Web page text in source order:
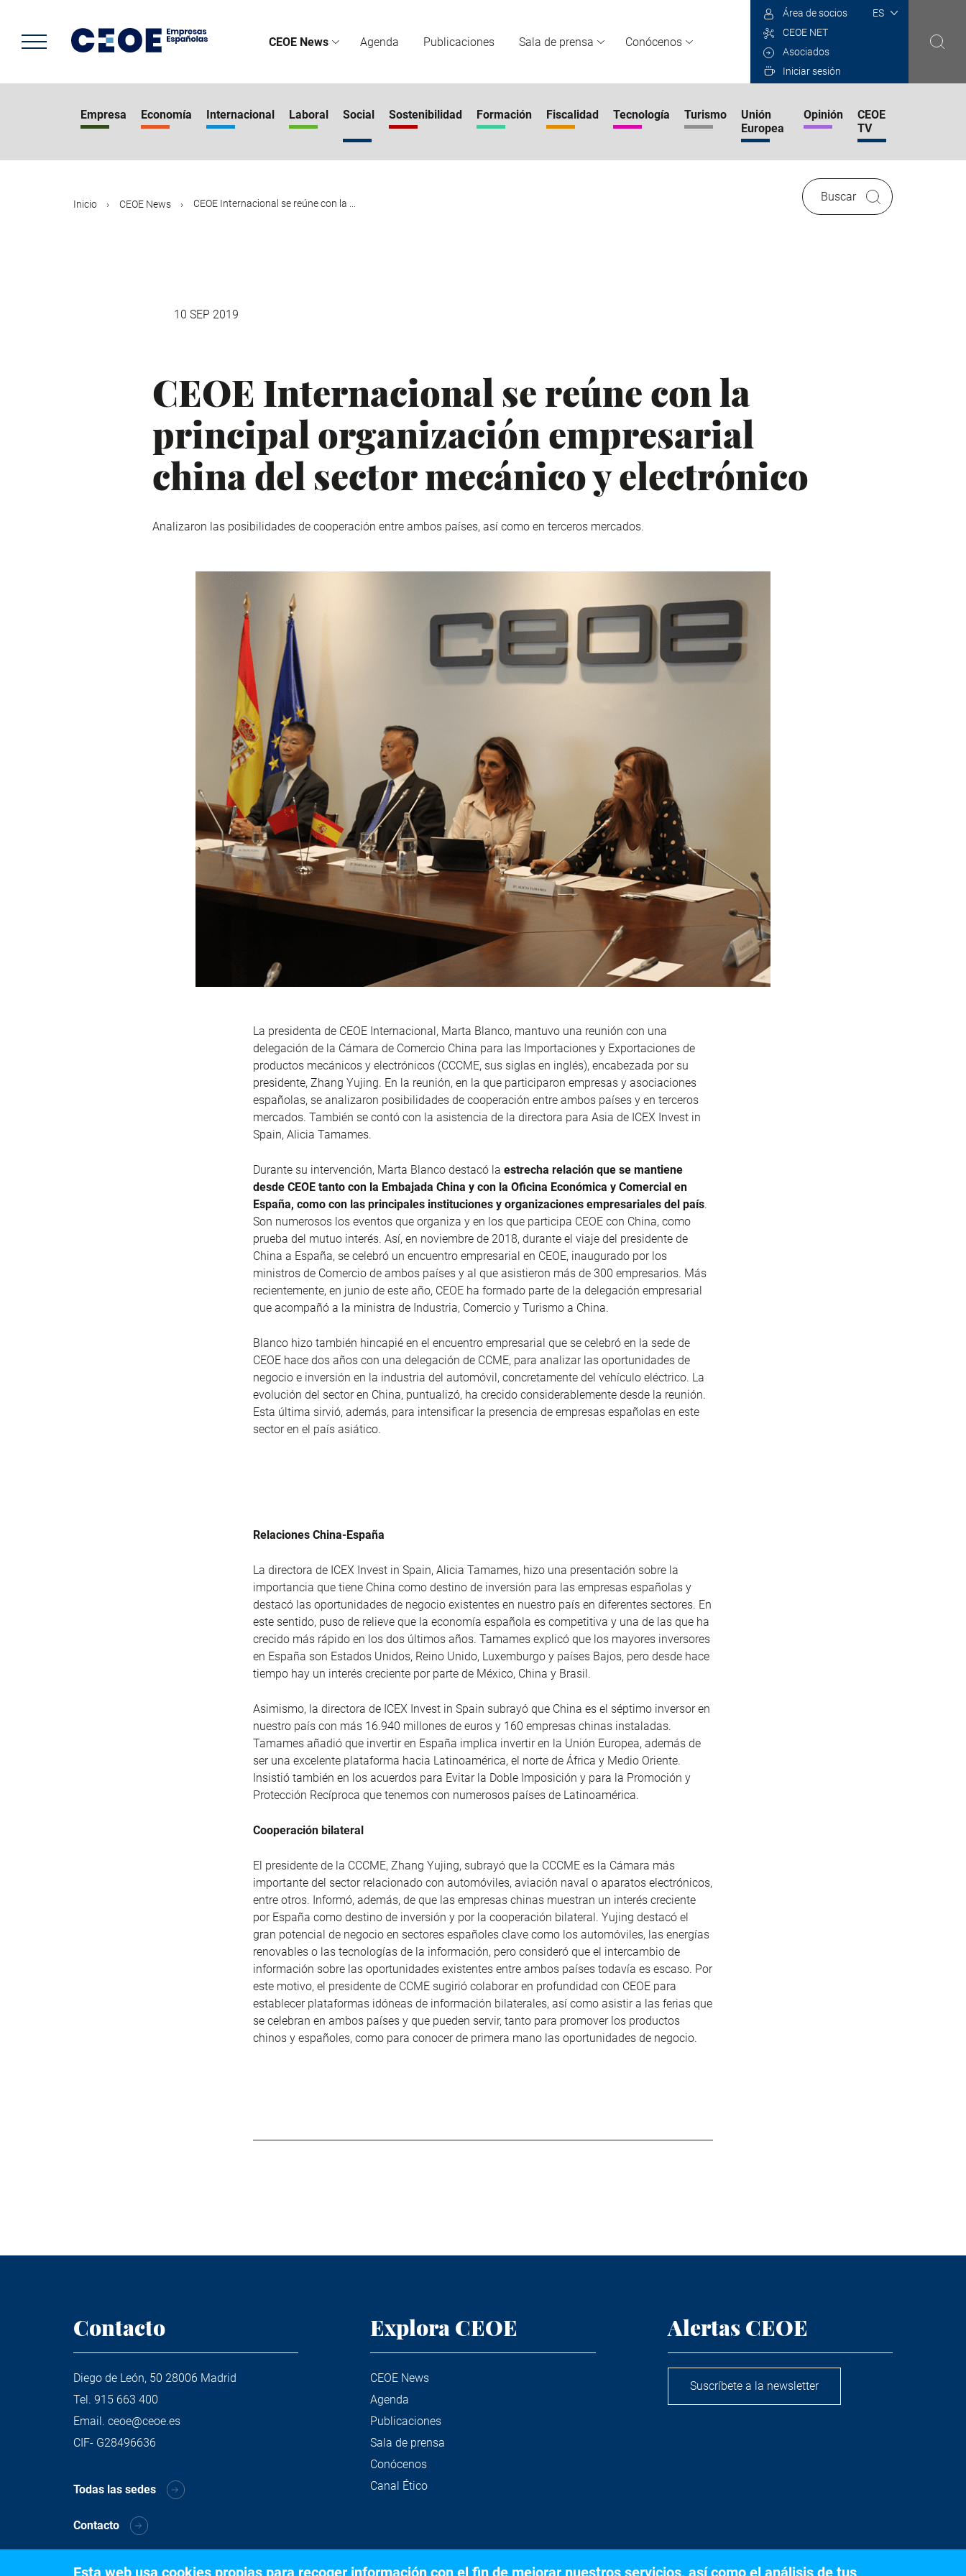
contenido
principal
CEOE News Agenda Publicaciones Sala de prensa Conócenos
Select
Área de socios
CEOE NET
Asociados
Iniciar sesión
Empresa Economía Internacional Laboral Social Sostenibilidad Formación Fiscalidad Tecnología Turismo
Unión
Europea
Opinión
CEOE
TV
Inicio CEOE News CEOE Internacional se reúne con la ...
Buscar
10 SEP 2019
CEOE Internacional se reúne con la
principal organización empresarial
china del sector mecánico y electrónico
Analizaron las posibilidades de cooperación entre ambos países, así como en terceros mercados.
La presidenta de CEOE Internacional, Marta Blanco, mantuvo una reunión con una
delegación de la Cámara de Comercio China para las Importaciones y Exportaciones de
productos mecánicos y electrónicos (CCCME, sus siglas en inglés), encabezada por su
presidente, Zhang Yujing. En la reunión, en la que participaron empresas y asociaciones
españolas, se analizaron posibilidades de cooperación entre ambos países y en terceros
mercados. También se contó con la asistencia de la directora para Asia de ICEX Invest in
Spain, Alicia Tamames.
Durante su intervención, Marta Blanco destacó la estrecha relación que se mantiene
desde CEOE tanto con la Embajada China y con la Oficina Económica y Comercial en
España, como con las principales instituciones y organizaciones empresariales del país.
Son numerosos los eventos que organiza y en los que participa CEOE con China, como
prueba del mutuo interés. Así, en noviembre de 2018, durante el viaje del presidente de
China a España, se celebró un encuentro empresarial en CEOE, inaugurado por los
ministros de Comercio de ambos países y al que asistieron más de 300 empresarios. Más
recientemente, en junio de este año, CEOE ha formado parte de la delegación empresarial
que acompañó a la ministra de Industria, Comercio y Turismo a China.
Blanco hizo también hincapié en el encuentro empresarial que se celebró en la sede de
CEOE hace dos años con una delegación de CCME, para analizar las oportunidades de
negocio e inversión en la industria del automóvil, concretamente del vehículo eléctrico. La
evolución del sector en China, puntualizó, ha crecido considerablemente desde la reunión.
Esta última sirvió, además, para intensificar la presencia de empresas españolas en este
sector en el país asiático.
Relaciones China-España
La directora de ICEX Invest in Spain, Alicia Tamames, hizo una presentación sobre la
importancia que tiene China como destino de inversión para las empresas españolas y
destacó las oportunidades de negocio existentes en nuestro país en diferentes sectores. En
este sentido, puso de relieve que la economía española es competitiva y una de las que ha
crecido más rápido en los dos últimos años. Tamames explicó que los mayores inversores
en España son Estados Unidos, Reino Unido, Luxemburgo y países Bajos, pero desde hace
tiempo hay un interés creciente por parte de México, China y Brasil.
Asimismo, la directora de ICEX Invest in Spain subrayó que China es el séptimo inversor en
nuestro país con más 16.940 millones de euros y 160 empresas chinas instaladas.
Tamames añadió que invertir en España implica invertir en la Unión Europea, además de
ser una excelente plataforma hacia Latinoamérica, el norte de África y Medio Oriente.
Insistió también en los acuerdos para Evitar la Doble Imposición y para la Promoción y
Protección Recíproca que tenemos con numerosos países de Latinoamérica.
Cooperación bilateral
El presidente de la CCCME, Zhang Yujing, subrayó que la CCCME es la Cámara más
importante del sector relacionado con automóviles, aviación naval o aparatos electrónicos,
entre otros. Informó, además, de que las empresas chinas muestran un interés creciente
por España como destino de inversión y por la cooperación bilateral. Yujing destacó el
gran potencial de negocio en sectores españoles clave como los automóviles, las energías
renovables o las tecnologías de la información, pero consideró que el intercambio de
información sobre las oportunidades existentes entre ambos países todavía es escaso. Por
este motivo, el presidente de CCME sugirió colaborar en profundidad con CEOE para
establecer plataformas idóneas de información bilaterales, así como asistir a las ferias que
se celebran en ambos países y que pueden servir, tanto para promover los productos
chinos y españoles, como para conocer de primera mano las oportunidades de negocio.
Contacto
Diego de León, 50 28006 Madrid
Tel. 915 663 400
Email. ceoe@ceoe.es
CIF- G28496636
Todas las sedes
Contacto
Explora CEOE
CEOE News
Agenda
Publicaciones
Sala de prensa
Conócenos
Canal Ético
Alertas CEOE
Suscríbete a la newsletter
Esta web usa cookies propias para recoger información con el fin de mejorar nuestros servicios, así como el análisis de tus